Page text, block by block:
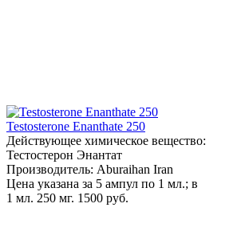
Testosterone Enanthate 250
Действующее химическое вещество:
Тестостерон Энантат
Производитель: Aburaihan Iran
Цена указана за 5 ампул по 1 мл.; в
1 мл. 250 мг. 1500 руб.